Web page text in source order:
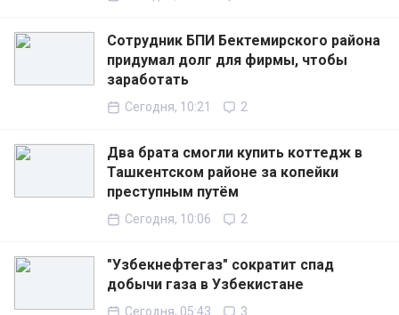
Сотрудник БПИ Бектемирского района
придумал долг для фирмы, чтобы
заработать
Сегодня, 10:21 2
Два брата смогли купить коттедж в
Ташкентском районе за копейки
преступным путём
Сегодня, 10:06 2
"Узбекнефтегаз" сократит спад
добычи газа в Узбекистане
Сегодня, 05:43 3